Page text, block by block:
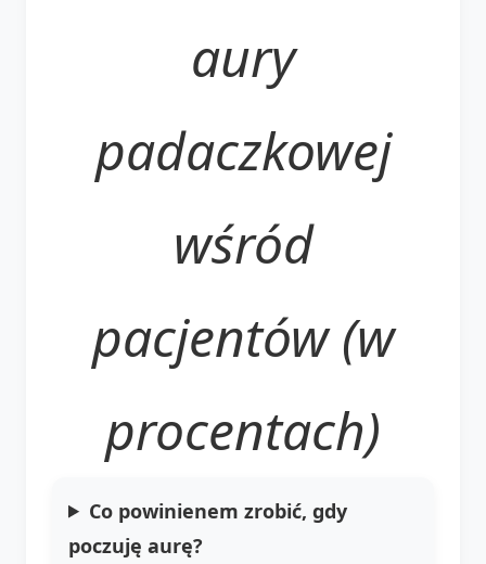
aury
padaczkowej
wśród
pacjentów (w
procentach)
Co powinienem zrobić, gdy
poczuję aurę?